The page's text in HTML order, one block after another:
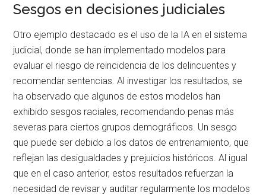
Sesgos en decisiones judiciales
Otro ejemplo destacado es el uso de la IA en el sistema
judicial, donde se han implementado modelos para
evaluar el riesgo de reincidencia de los delincuentes y
recomendar sentencias. Al investigar los resultados, se
ha observado que algunos de estos modelos han
exhibido sesgos raciales, recomendando penas más
severas para ciertos grupos demográficos. Un sesgo
que puede ser debido a los datos de entrenamiento, que
reflejan las desigualdades y prejuicios históricos. Al igual
que en el caso anterior, estos resultados refuerzan la
necesidad de revisar y auditar regularmente los modelos